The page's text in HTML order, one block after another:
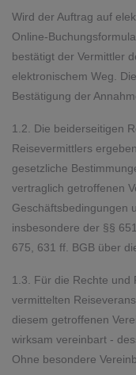
Wird der Auftrag auf
Online-
bestätigt der Vermittler
elektronischem Weg.
Bestätigung der
1.2. Die beiderseitigen
Reisevermittlers
gesetzliche
vertraglich getroffenen
Geschäftsbedingungen
insbesondere der §§
675, 631 ff. BGB über
1.3. Für die Rechte und
vermittelten
diesem getroffenen
wirksam vereinbart -
Ohne besondere